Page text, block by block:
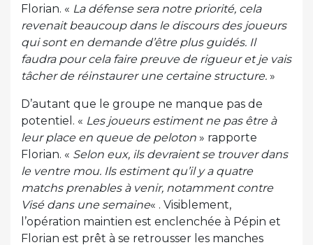
Florian. « La défense sera notre priorité, cela
revenait beaucoup dans le discours des joueurs
qui sont en demande d’être plus guidés. Il
faudra pour cela faire preuve de rigueur et je vais
tâcher de réinstaurer une certaine structure. »
D’autant que le groupe ne manque pas de
potentiel. « Les joueurs estiment ne pas être à
leur place en queue de peloton » rapporte
Florian. « Selon eux, ils devraient se trouver dans
le ventre mou. Ils estiment qu’il y a quatre
matchs prenables à venir, notamment contre
Visé dans une semaine« . Visiblement,
l’opération maintien est enclenchée à Pépin et
Florian est prêt à se retrousser les manches